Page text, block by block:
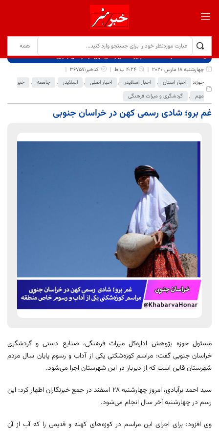
برگ نخست نوشته‌ها
غم برو؛ شادی رسمی کهن در خراسان جنوبی
چهارشنبه 18 مارس 2020
4:24 ب.ظ
کدخبر:36757
حوزه:
اخبار استان , اخبار اسلایدر , اخبار اصلی , اسلایدر , جامعه ,
خبر
مهم , گردشگری و میراث فرهنگی
غم برو؛ شادی رسمی کهن در خراسان جنوبی
مسئول حوزه پژوهش اداره‌کل میراث فرهنگی، صنایع دستی و گردشگری
خراسان جنوبی گفت: مراسم کوزه‌شکنی یکی از آداب و رسوم پایان سال مردم
شهرستان قاین است که از دیرباز در این شهرستان اجرا می‌شود.
سید احمد برآبادی، امروز چهارشنبه 28 اسفند در جمع خبرنگاران اظهار کرد: این
رسم در چهارشنبه آخر سال انجام می‌شود.
وی افزود: برای اجرای این مراسم در کوزه‌های کهنه و قدیمی را که آب از آن